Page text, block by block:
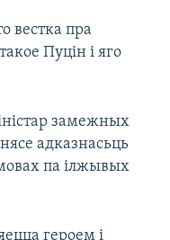
вестка пра
Пуцін і яго
замежных
адказнасьць
па ілжывых
героем і